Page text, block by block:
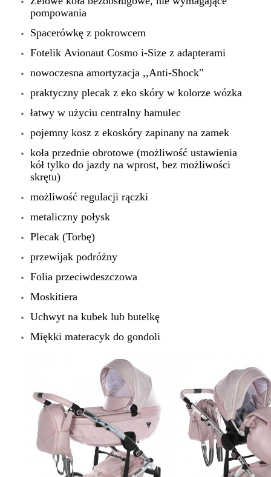
pompowania
Spacerówkę z pokrowcem
Fotelik Avionaut Cosmo i-Size z adapterami
nowoczesna amortyzacja ,,Anti-Shock"
praktyczny plecak z eko skóry w kolorze wózka
łatwy w użyciu centralny hamulec
pojemny kosz z ekoskóry zapinany na zamek
koła przednie obrotowe (możliwość ustawienia
kół tylko do jazdy na wprost, bez możliwości
skrętu)
możliwość regulacji rączki
metaliczny połysk
Plecak (Torbę)
przewijak podróżny
Folia przeciwdeszczowa
Moskitiera
Uchwyt na kubek lub butelkę
Miękki materacyk do gondoli